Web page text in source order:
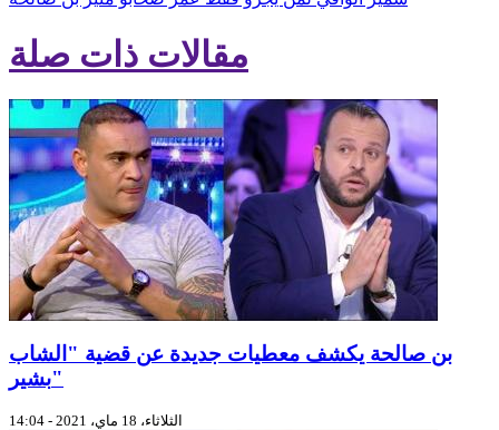
مقالات ذات صلة
بن صالحة يكشف معطيات جديدة عن قضية "الشاب
بشير"
الثلاثاء، 18 ماي، 2021 - 14:04